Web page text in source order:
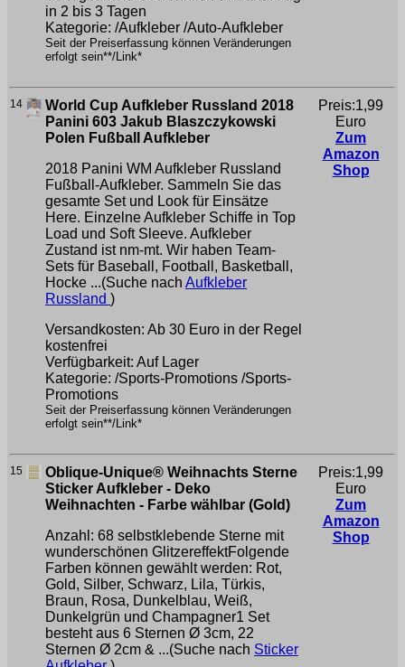
in 2 bis 3 Tagen
Kategorie: /Aufkleber /Auto-Aufkleber
Seit der Preiserfassung können Veränderungen
erfolgt sein**/Link*
14
World Cup Aufkleber Russland 2018
Panini 603 Jakub Blaszczykowski
Polen Fußball Aufkleber
2018 Panini WM Aufkleber Russland
Fußball-Aufkleber. Sammeln Sie das
gesamte Set und Look für Einsätze
Here. Einzelne Aufkleber Schiffe in Top
Load und Soft Sleeve. Aufkleber
Zustand ist nm-mt. Wir haben Team-
Sets für Baseball, Football, Basketball,
Hocke ...(Suche nach Aufkleber
Russland )
Versandkosten: Ab 30 Euro in der Regel
kostenfrei
Verfügbarkeit: Auf Lager
Kategorie: /Sports-Promotions /Sports-
Promotions
Seit der Preiserfassung können Veränderungen
erfolgt sein**/Link*
Preis:1,99
Euro
Zum
Amazon
Shop
15
Oblique-Unique® Weihnachts Sterne
Sticker Aufkleber - Deko
Weihnachten - Farbe wählbar (Gold)
Anzahl: 68 selbstklebende Sterne mit
wunderschönen GlitzereffektFolgende
Farben können gewählt werden: Rot,
Gold, Silber, Schwarz, Lila, Türkis,
Braun, Rosa, Dunkelblau, Weiß,
Dunkelgrün und Champagner1 Set
besteht aus 6 Sternen Ø 3cm, 22
Sternen Ø 2cm & ...(Suche nach Sticker
Preis:1,99
Euro
Zum
Amazon
Shop